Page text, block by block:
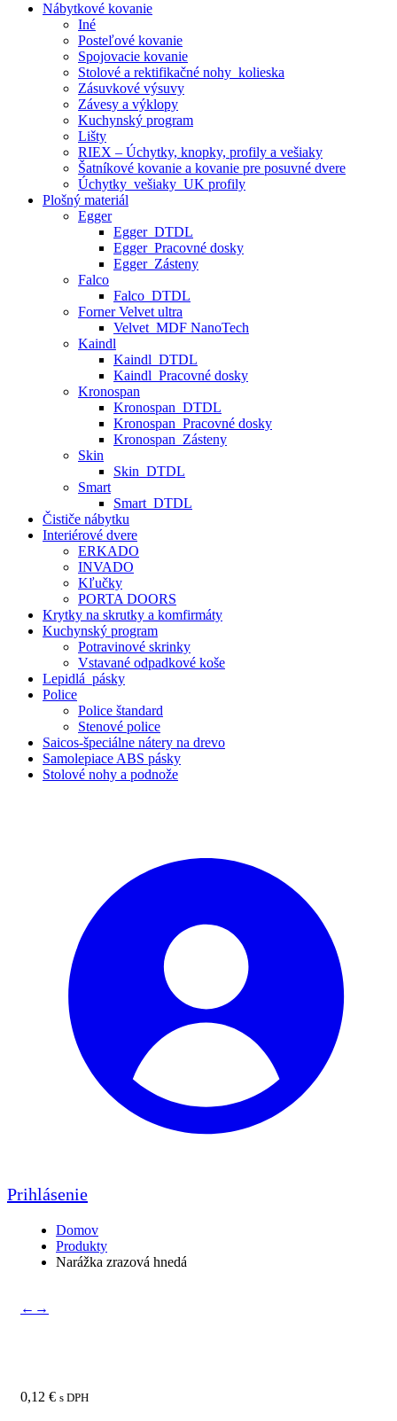
Nábytkové kovanie
Iné
Posteľové kovanie
Spojovacie kovanie
Stolové a rektifikačné nohy_kolieska
Zásuvkové výsuvy
Závesy a výklopy
Kuchynský program
Lišty
RIEX – Úchytky, knopky, profily a vešiaky
Šatníkové kovanie a kovanie pre posuvné dvere
Úchytky_vešiaky_UK profily
Plošný materiál
Egger
Egger_DTDL
Egger_Pracovné dosky
Egger_Zásteny
Falco
Falco_DTDL
Forner Velvet ultra
Velvet_MDF NanoTech
Kaindl
Kaindl_DTDL
Kaindl_Pracovné dosky
Kronospan
Kronospan_DTDL
Kronospan_Pracovné dosky
Kronospan_Zásteny
Skin
Skin_DTDL
Smart
Smart_DTDL
Čističe nábytku
Interiérové dvere
ERKADO
INVADO
Kľučky
PORTA DOORS
Krytky na skrutky a komfirmáty
Kuchynský program
Potravinové skrinky
Vstavané odpadkové koše
Lepidlá_pásky
Police
Police štandard
Stenové police
Saicos-špeciálne nátery na drevo
Samolepiace ABS pásky
Stolové nohy a podnože
Prihlásenie
Domov
Produkty
Narážka zrazová hnedá
← →
0,12 € s DPH